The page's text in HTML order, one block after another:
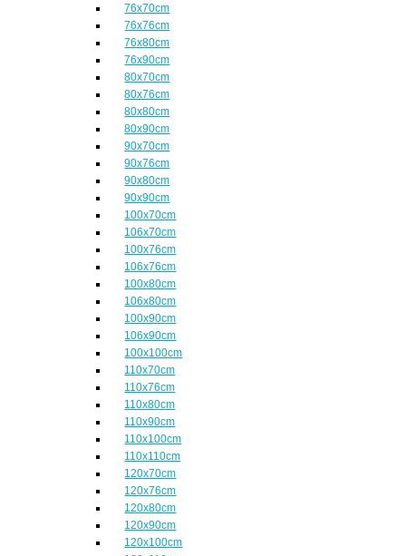
76x70cm
76x76cm
76x80cm
76x90cm
80x70cm
80x76cm
80x80cm
80x90cm
90x70cm
90x76cm
90x80cm
90x90cm
100x70cm
106x70cm
100x76cm
106x76cm
100x80cm
106x80cm
100x90cm
106x90cm
100x100cm
110x70cm
110x76cm
110x80cm
110x90cm
110x100cm
110x110cm
120x70cm
120x76cm
120x80cm
120x90cm
120x100cm